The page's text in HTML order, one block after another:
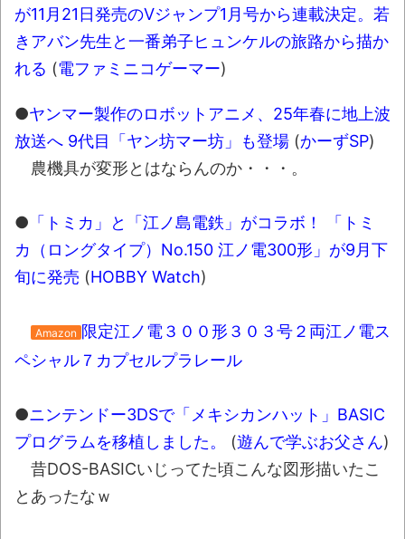
が11月21日発売のVジャンプ1月号から連載決定。若
きアバン先生と一番弟子ヒュンケルの旅路から描か
れる (電ファミニコゲーマー)
●ヤンマー製作のロボットアニメ、25年春に地上波
放送へ 9代目「ヤン坊マー坊」も登場 (かーずSP)
農機具が変形とはならんのか・・・。
● 「トミカ」と「江ノ島電鉄」がコラボ！ 「トミ
カ（ロングタイプ）No.150 江ノ電300形」が9月下
旬に発売 (HOBBY Watch)
Amazon 限定江ノ電３００形３０３号２両江ノ電ス
ペシャル７カプセルプラレール
●ニンテンドー3DSで「メキシカンハット」BASIC
プログラムを移植しました。
(遊んで学ぶお父さん)
昔DOS-BASICいじってた頃こんな図形描いたこ
とあったなｗ